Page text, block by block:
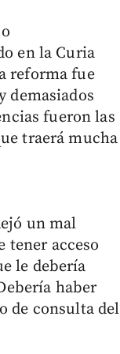
en la Curia
reforma fue
demasiados
fueron las
traerá mucha
un mal
tener acceso
le debería
haber
de consulta del